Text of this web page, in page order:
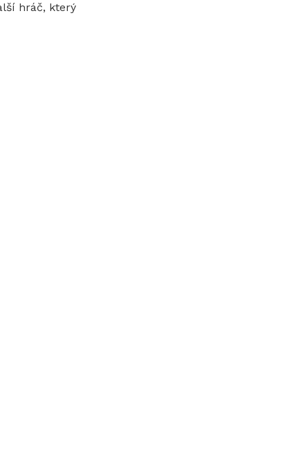
hráč, který